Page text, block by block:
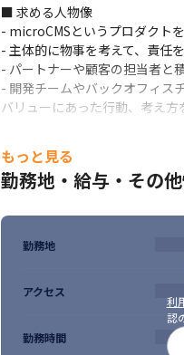
【その他】
- プロダクトの周辺ツールや関
- プロダクトの仕様調査
- 業務の自動化や効率化の推進
■ 求める人物像
- microCMSというプロダクト
- 主体的に物事を考えて、責任
- パートナーや顧客の担当者と
- 開発チームやバックオフィス
バリューにあった行動、考え方
■バリュー
オープンでいよう- No secrets
常に状況が他の人にも伝わる
誠実に振る舞おう- Behave in
ユーザーはもちろんのこと、
本質を見極め行動しよう -
あらゆるものごとの本質を突
もっと見る
勤務地・給与・その
利
認
勤務地
アクセス
勤務時間